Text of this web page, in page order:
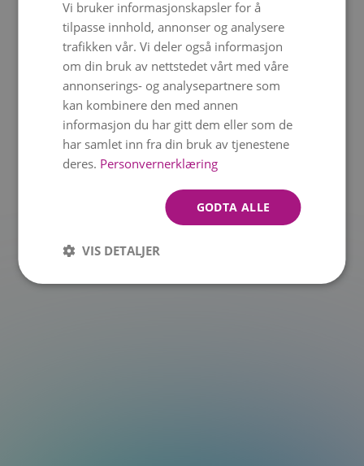
500
t.at is not a function
ENGLISH
Vi bruker informasjonskapsler for å
tilpasse innhold, annonser og analysere
trafikken vår. Vi deler også informasjon
om din bruk av nettstedet vårt med våre
annonserings- og analysepartnere som
kan kombinere den med annen
informasjon du har gitt dem eller som de
har samlet inn fra din bruk av tjenestene
deres. Personvernerklæring
GODTA ALLE
VIS DETALJER